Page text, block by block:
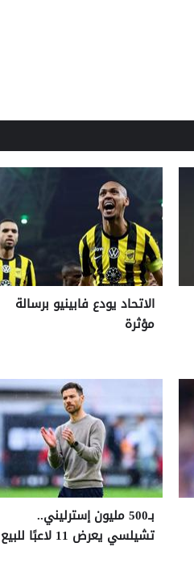
الاتحاد يودع فابينيو برسالة
مؤثرة
بـ500 مليون إسترليني..
تشيلسي يعرض 11 لاعبًا للبيع